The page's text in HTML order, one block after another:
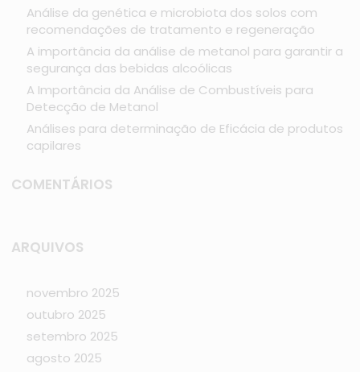
Análise da genética e microbiota dos solos com
recomendações de tratamento e regeneração
A importância da análise de metanol para garantir a
segurança das bebidas alcoólicas
A Importância da Análise de Combustíveis para
Detecção de Metanol
Análises para determinação de Eficácia de produtos
capilares
COMENTÁRIOS
ARQUIVOS
novembro 2025
outubro 2025
setembro 2025
agosto 2025